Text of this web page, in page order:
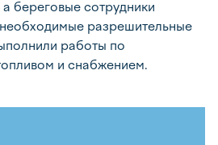
береговые сотрудники
разрешительные
работы по
и снабжением.